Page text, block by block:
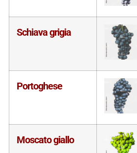
Schiava grigia
Portoghese
Moscato giallo